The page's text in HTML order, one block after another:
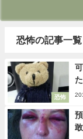
恐怖の記事一覧
恐怖